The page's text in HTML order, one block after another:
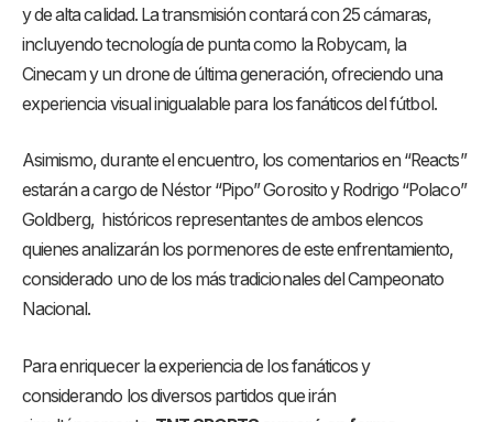
y de alta calidad. La transmisión contará con 25 cámaras,
incluyendo tecnología de punta como la Robycam, la
Cinecam y un drone de última generación, ofreciendo una
experiencia visual inigualable para los fanáticos del fútbol.
Asimismo, durante el encuentro, los comentarios en “Reacts”
estarán a cargo de Néstor “Pipo” Gorosito y Rodrigo “Polaco”
Goldberg, históricos representantes de ambos elencos
quienes analizarán los pormenores de este enfrentamiento,
considerado uno de los más tradicionales del Campeonato
Nacional.
Para enriquecer la experiencia de los fanáticos y
considerando los diversos partidos que irán